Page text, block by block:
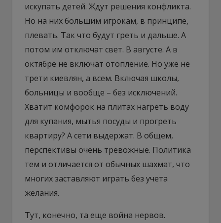
искупать детей. Ждут решения конфликта.
Но на них большим игрокам, в принципе,
плевать. Так что будут греть и дальше. А
потом им отключат свет. В августе. А в
октябре не включат отопление. Но уже не
трети киевлян, а всем. Включая школы,
больницы и вообще – без исключений.
Хватит комфорок на плитах нагреть воду
для купания, мытья посуды и прогреть
квартиру? А сети выдержат. В общем,
перспективы очень тревожные. Политика
тем и отличается от обычных шахмат, что
многих заставляют играть без учета
желания.
Тут, конечно, та еще война нервов.